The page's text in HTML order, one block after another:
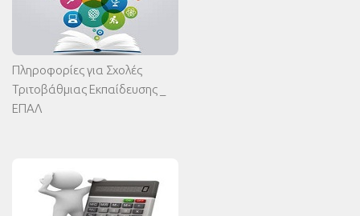
Πληροφορίες για Σχολές
Τριτοβάθμιας Εκπαίδευσης _
ΕΠΑΛ